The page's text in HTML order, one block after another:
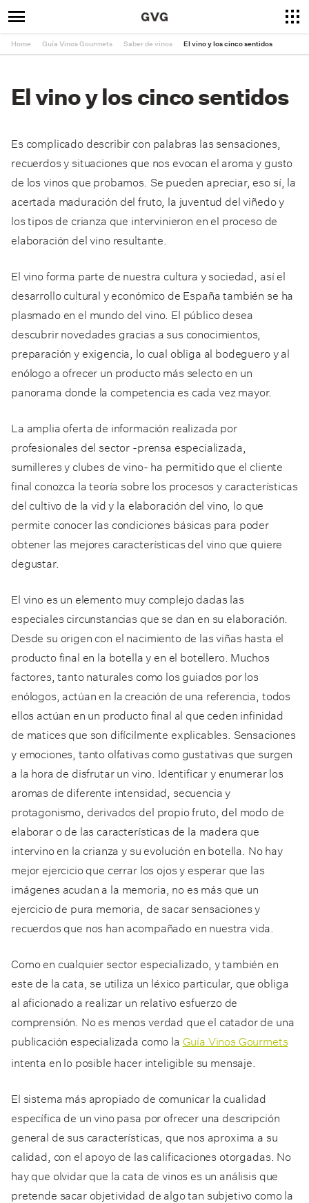
Home Guía Vinos Gourmets Saber de vinos El vino y los cinco sentidos
El vino y los cinco sentidos
Es complicado describir con palabras las sensaciones,
recuerdos y situaciones que nos evocan el aroma y gusto
de los vinos que probamos. Se pueden apreciar, eso sí, la
acertada maduración del fruto, la juventud del viñedo y
los tipos de crianza que intervinieron en el proceso de
elaboración del vino resultante.
El vino forma parte de nuestra cultura y sociedad, así el
desarrollo cultural y económico de España también se ha
plasmado en el mundo del vino. El público desea
descubrir novedades gracias a sus conocimientos,
preparación y exigencia, lo cual obliga al bodeguero y al
enólogo a ofrecer un producto más selecto en un
panorama donde la competencia es cada vez mayor.
La amplia oferta de información realizada por
profesionales del sector -prensa especializada,
sumilleres y clubes de vino- ha permitido que el cliente
final conozca la teoría sobre los procesos y características
del cultivo de la vid y la elaboración del vino, lo que
permite conocer las condiciones básicas para poder
obtener las mejores características del vino que quiere
degustar.
El vino es un elemento muy complejo dadas las
especiales circunstancias que se dan en su elaboración.
Desde su origen con el nacimiento de las viñas hasta el
producto final en la botella y en el botellero. Muchos
factores, tanto naturales como los guiados por los
enólogos, actúan en la creación de una referencia, todos
ellos actúan en un producto final al que ceden infinidad
de matices que son difícilmente explicables. Sensaciones
y emociones, tanto olfativas como gustativas que surgen
a la hora de disfrutar un vino. Identificar y enumerar los
aromas de diferente intensidad, secuencia y
protagonismo, derivados del propio fruto, del modo de
elaborar o de las características de la madera que
intervino en la crianza y su evolución en botella. No hay
mejor ejercicio que cerrar los ojos y esperar que las
imágenes acudan a la memoria, no es más que un
ejercicio de pura memoria, de sacar sensaciones y
recuerdos que nos han acompañado en nuestra vida.
Como en cualquier sector especializado, y también en
este de la cata, se utiliza un léxico particular, que obliga
al aficionado a realizar un relativo esfuerzo de
comprensión. No es menos verdad que el catador de una
publicación especializada como la Guía Vinos Gourmets
intenta en lo posible hacer inteligible su mensaje.
El sistema más apropiado de comunicar la cualidad
específica de un vino pasa por ofrecer una descripción
general de sus características, que nos aproxima a su
calidad, con el apoyo de las calificaciones otorgadas. No
hay que olvidar que la cata de vinos es un análisis que
pretende sacar objetividad de algo tan subjetivo como la